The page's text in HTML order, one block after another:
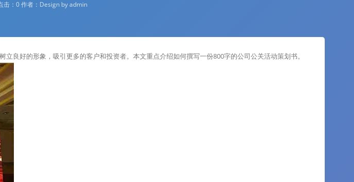
： 0作者：Design by admin
良好的形象，吸引更多的客户和投资者。本文重点介绍如何撰写一份800字的公司公关活动策划书。